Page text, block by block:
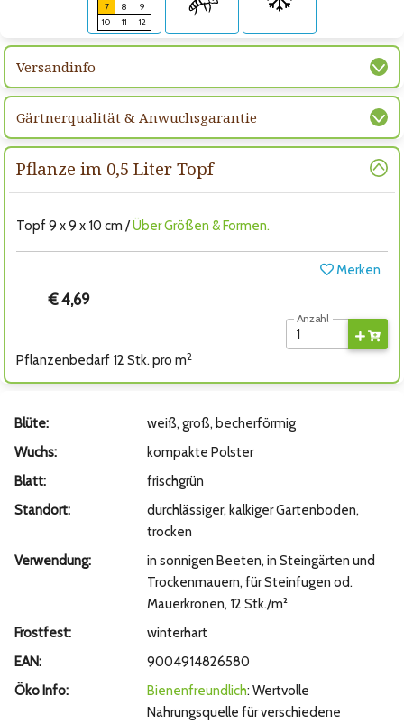
7
8
9
10
11 12
Versandinfo
Gärtnerqualität & Anwuchsgarantie
Pflanze im 0,5 Liter Topf
Topf 9 x 9 x 10 cm /Über Größen & Formen.
Merken
€ 4,69
Anzahl
Pflanzenbedarf 12 Stk. pro m2
Blüte:
weiß, groß, becherförmig
Wuchs:
kompakte Polster
Blatt:
frischgrün
Standort:
durchlässiger, kalkiger Gartenboden,
trocken
Verwendung:
in sonnigen Beeten, in Steingärten und
Trockenmauern, für Steinfugen od.
Mauerkronen, 12 Stk./m²
Frostfest:
winterhart
EAN:
9004914826580
Öko Info:
Bienenfreundlich: Wertvolle
Nahrungsquelle für verschiedene